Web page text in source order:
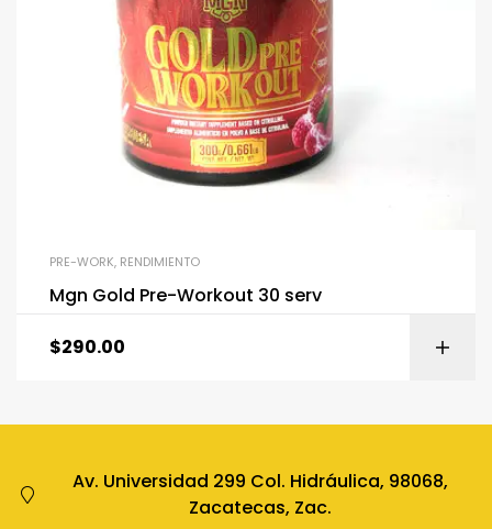
PRE-WORK, RENDIMIENTO
Mgn Gold Pre-Workout 30 serv
$290.00
Av. Universidad 299 Col. Hidráulica, 98068,
Zacatecas, Zac.